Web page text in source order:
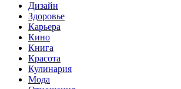
Дизайн
Здоровье
Карьера
Кино
Книга
Красота
Кулинария
Мода